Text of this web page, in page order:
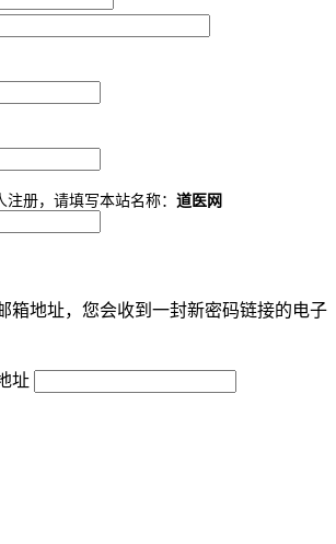
册，请填写本站名称： 道医网
箱地址，您会收到一封新密码链接的电子
址